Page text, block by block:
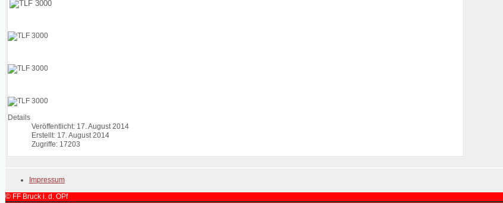
Details
Veröffentlicht: 17. August 2014
Erstellt: 17. August 2014
Zugriffe: 17203
Impressum
© FF Bruck i. d. OPf